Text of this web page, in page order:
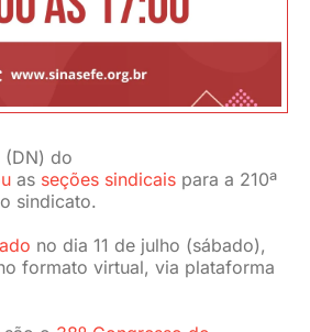
(DN) do
as seções sindicaispara a 210ª
sindicato.
no dia 11 de julho (sábado),
formato virtual, via plataforma